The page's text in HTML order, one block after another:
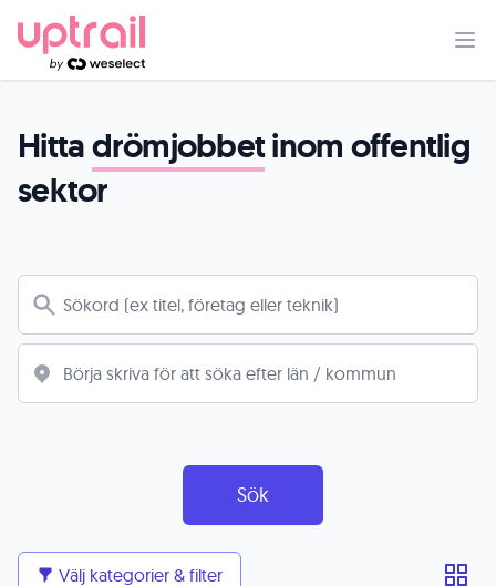
Hittadrömjobbetinom offentlig
sektor
Sök
Välj kategorier & filter